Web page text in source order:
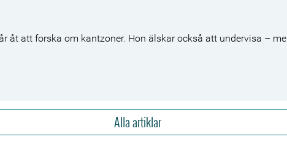
åt att forska om kantzoner. Hon älskar också att undervisa –
Alla artiklar